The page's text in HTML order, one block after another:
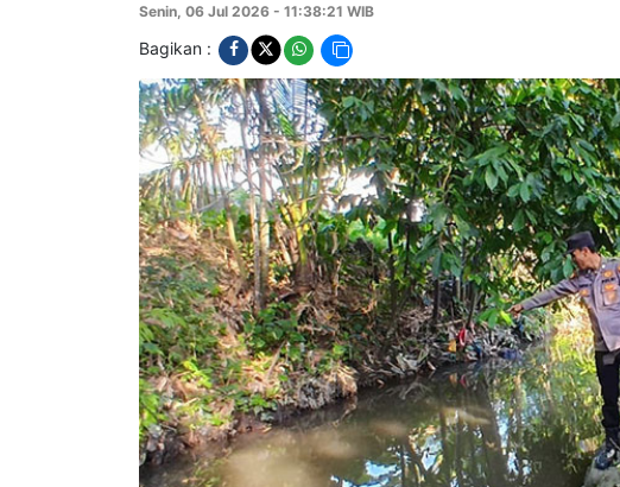
Tengkurap di Sungai
Senin, 06 Jul 2026 - 11:38:21 WIB
Bagikan :